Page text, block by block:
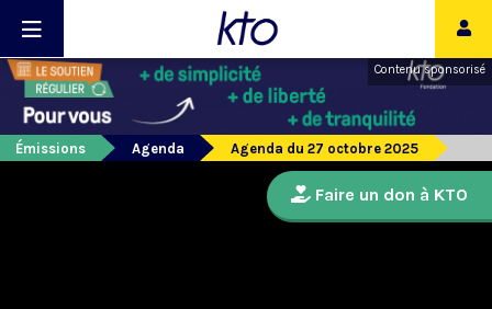
Contenu sponsorisé
Émissions Agenda Agenda du 27 octobre 2025
Faire un don à KTO